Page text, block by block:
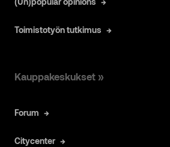
Toimistotyön tutkimus
Kauppakeskukset »
Forum
Citycenter